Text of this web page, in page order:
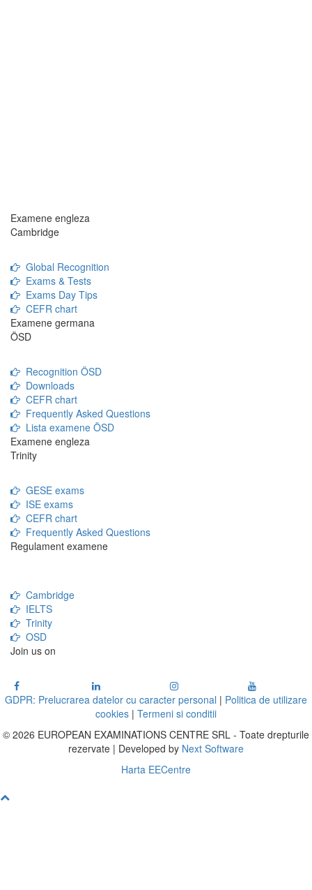
Examene engleza
Cambridge
Global Recognition
Exams & Tests
Exams Day Tips
CEFR chart
Examene germana
ÖSD
Recognition ÖSD
Downloads
CEFR chart
Frequently Asked Questions
Lista examene ÖSD
Examene engleza
Trinity
GESE exams
ISE exams
CEFR chart
Frequently Asked Questions
Regulament examene
Cambridge
IELTS
Trinity
OSD
Join us on
GDPR: Prelucrarea datelor cu caracter personal | Politica de utilizare
cookies | Termeni si conditii
© 2026 EUROPEAN EXAMINATIONS CENTRE SRL - Toate drepturile
rezervate | Developed by Next Software
Harta EECentre